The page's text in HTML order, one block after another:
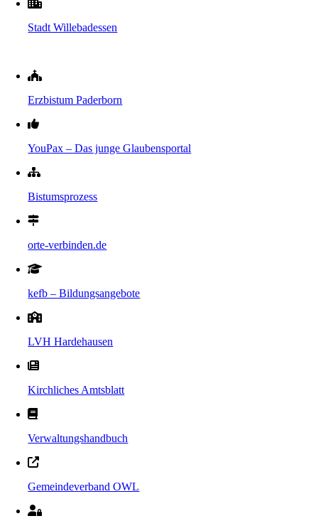
Stadt Willebadessen
Erzbistum Paderborn
YouPax – Das junge Glaubensportal
Bistumsprozess
orte-verbinden.de
kefb – Bildungsangebote
LVH Hardehausen
Kirchliches Amtsblatt
Verwaltungshandbuch
Gemeindeverband OWL